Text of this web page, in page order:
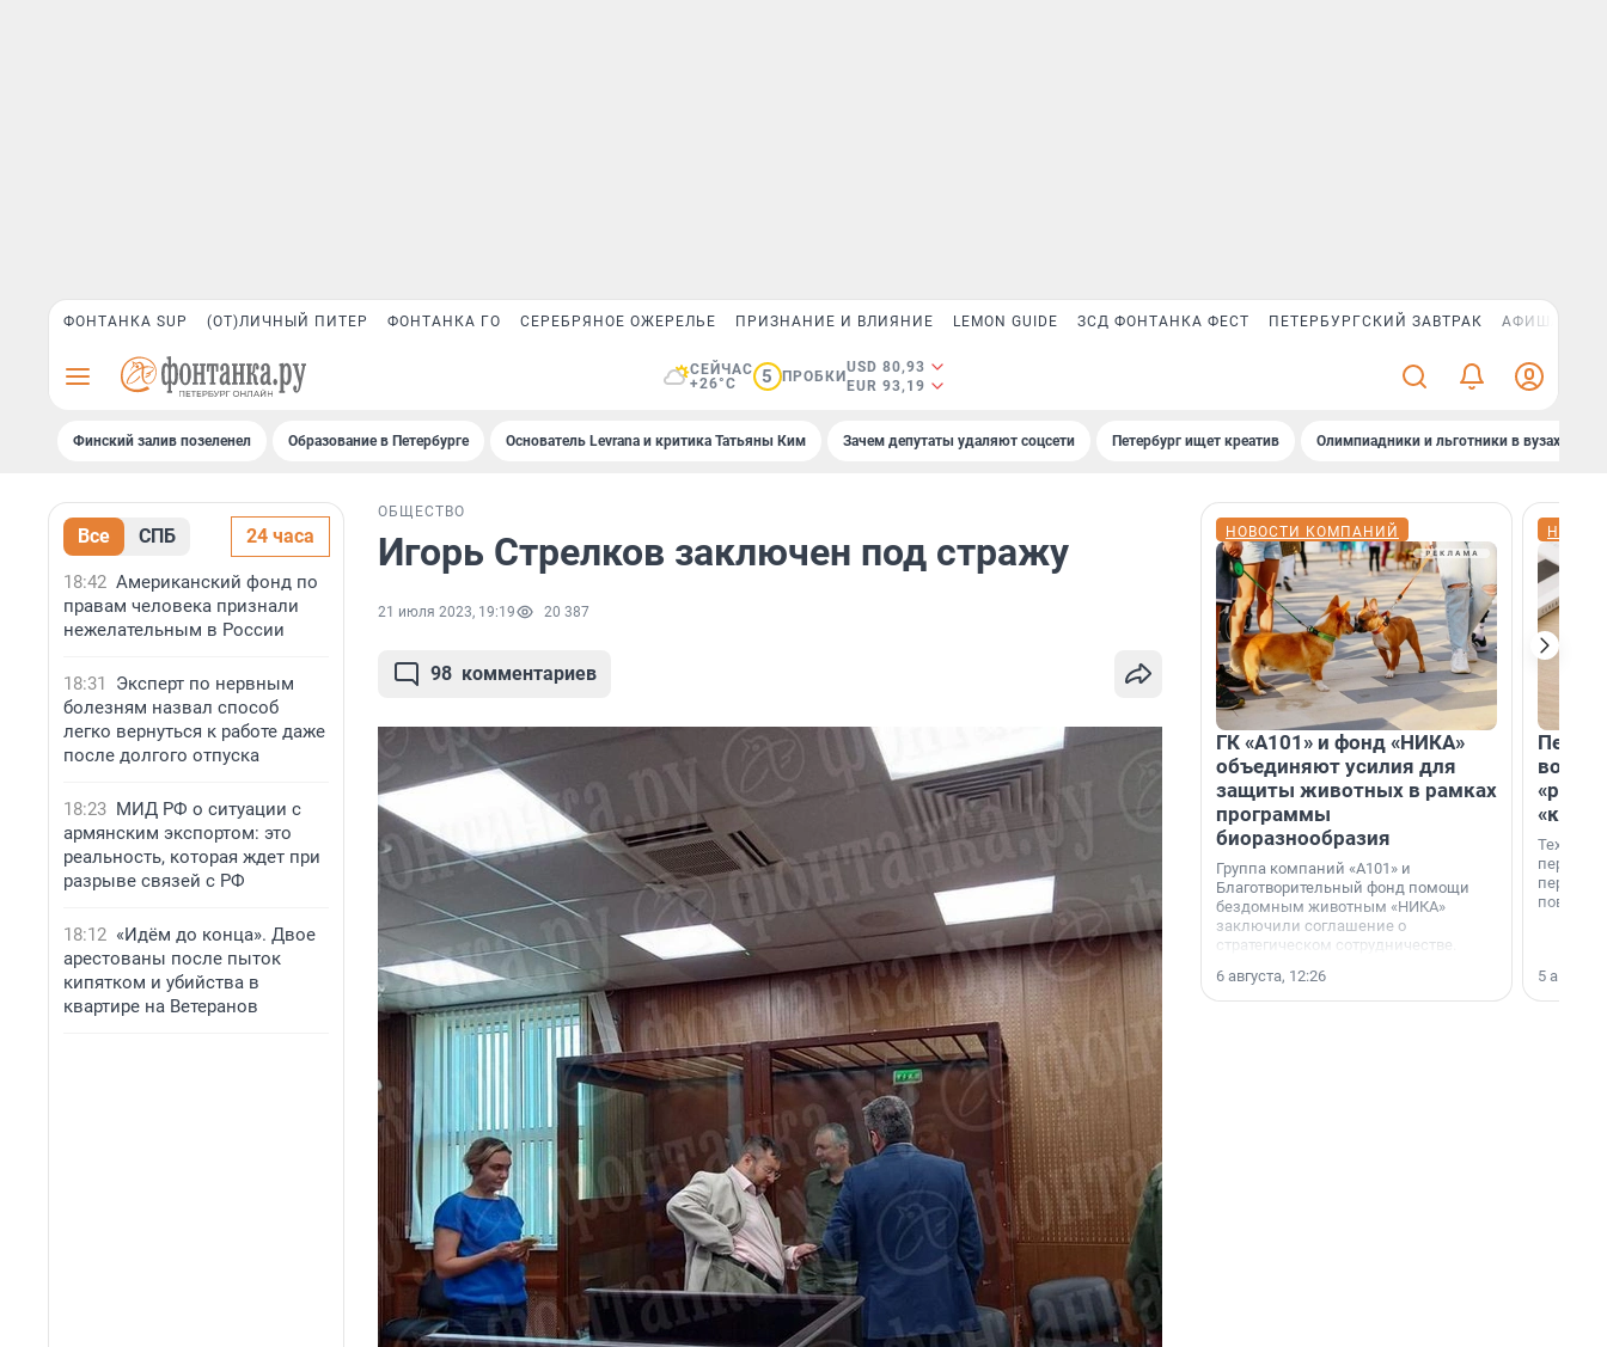
ФОНТАНКА SUP (ОТ)ЛИЧНЫЙ ПИТЕР ФОНТАНКА ГО СЕРЕБРЯНОЕ ОЖЕРЕЛЬЕ ПРИЗНАНИЕ И ВЛИЯНИЕ LEMON GUIDE ЗСД ФОНТАНКА ФЕСТ ПЕТЕРБУРГСКИЙ ЗАВТРАК АФИША PLUS
СЕЙЧАС
+26°C
5 ПРОБКИ
USD 80,93
EUR 93,19
Финский залив позеленел Образование в Петербурге Основатель Levrana и критика Татьяны Ким Зачем депутаты удаляют соцсети Петербург ищет креатив Олимпиадники и льготники в вузах СПб
Все СПБ 24 часа
18:42 Американский фонд по
правам человека признали
нежелательным в России
18:31
Эксперт по нервным
болезням назвал способ
легко вернуться к работе даже
после долгого отпуска
18:23 МИД РФ о ситуации с
армянским экспортом: это
реальность, которая ждет при
разрыве связей с РФ
18:12 «Идём до конца». Двое
арестованы после пыток
кипятком и убийства в
квартире на Ветеранов
ОБЩЕСТВО
Игорь Стрелков заключен под стражу
21 июля 2023, 19:19 20 387
98 комментариев
НОВОСТИ КОМПАНИЙ
ГК «А101» и фонд «НИКА»
объединяют усилия для
защиты животных в рамках
программы
биоразнообразия
Группа компаний «А101» и
Благотворительный фонд помощи
бездомным животным «НИКА»
заключили соглашение о
стратегическом сотрудничестве.
6 августа, 12:26
5